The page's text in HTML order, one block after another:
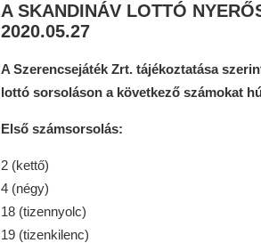
A SKANDINÁV LOTTÓ
2020.05.27
A Szerencsejáték Zrt. tájékoztatása
lottó sorsoláson a következő számokat
Első számsorsolás:
2 (kettő)
4 (négy)
18 (tizennyolc)
19 (tizenkilenc)